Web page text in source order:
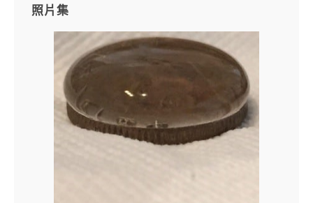
照片集